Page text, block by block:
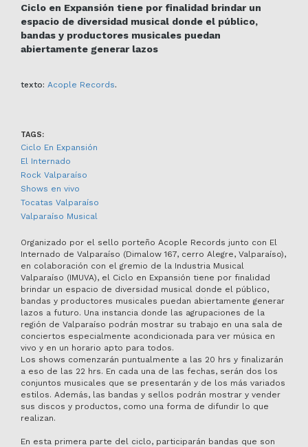
Ciclo en Expansión tiene por finalidad brindar un
espacio de diversidad musical donde el público,
bandas y productores musicales puedan
abiertamente generar lazos
texto: Acople Records.
TAGS:
Ciclo En Expansión
El Internado
Rock Valparaíso
Shows en vivo
Tocatas Valparaíso
Valparaíso Musical
Organizado por el sello porteño Acople Records junto con El
Internado de Valparaíso (Dimalow 167, cerro Alegre, Valparaíso),
en colaboración con el gremio de la Industria Musical
Valparaíso (IMUVA), el Ciclo en Expansión tiene por finalidad
brindar un espacio de diversidad musical donde el público,
bandas y productores musicales puedan abiertamente generar
lazos a futuro. Una instancia donde las agrupaciones de la
región de Valparaíso podrán mostrar su trabajo en una sala de
conciertos especialmente acondicionada para ver música en
vivo y en un horario apto para todos.
Los shows comenzarán puntualmente a las 20 hrs y finalizarán
a eso de las 22 hrs. En cada una de las fechas, serán dos los
conjuntos musicales que se presentarán y de los más variados
estilos. Además, las bandas y sellos podrán mostrar y vender
sus discos y productos, como una forma de difundir lo que
realizan.
En esta primera parte del ciclo, participarán bandas que son